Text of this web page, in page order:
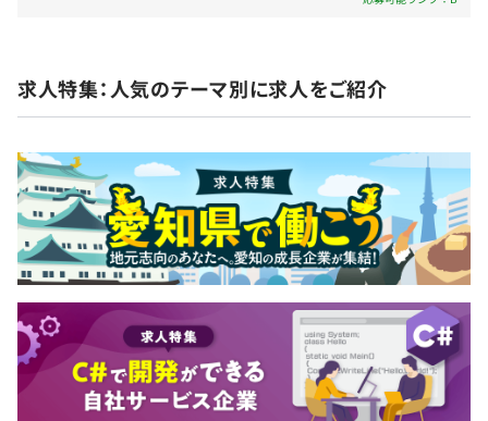
年1~2回 社長と面談を実施しております。現状報告と今
後についてを主に話し合うのですが、自分が納得するまで
しっかりと話し合いをしています。社長と社員の距離も近
く、社員も社長に気兼ねなく要望・希望等を伝えておりま
す。
（雇用保険・労災保険・健康保険・厚生年金保険）
無期雇用
試用期間 3ヶ月
求人特集：人気のテーマ別に求人をご紹介